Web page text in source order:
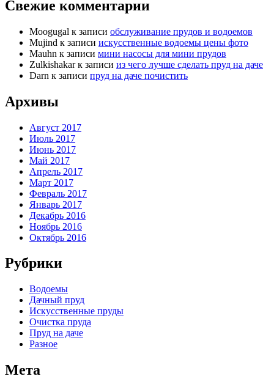
Свежие комментарии
Moogugal к записи обслуживание прудов и водоемов
Mujind к записи искусственные водоемы цены фото
Mauhn к записи мини насосы для мини прудов
Zulkishakarк записи из чего лучше сделать пруд на даче
Darn к записи пруд на даче почистить
Архивы
Август 2017
Июль 2017
Июнь 2017
Май 2017
Апрель 2017
Март 2017
Февраль 2017
Январь 2017
Декабрь 2016
Ноябрь 2016
Октябрь 2016
Рубрики
Водоемы
Дачный пруд
Искусственные пруды
Очистка пруда
Пруд на даче
Разное
Мета